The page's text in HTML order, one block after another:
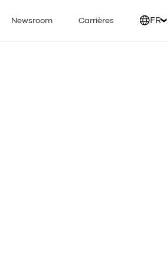
Newsroom Carrières FR